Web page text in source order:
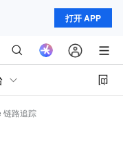
打开 APP
链路追踪